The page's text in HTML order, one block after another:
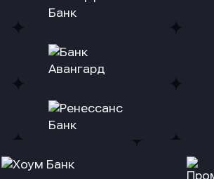
в АТБ Банк
Оправить заявку
в Райффайзен Банк
Оправить заявку
в Банк Авангард
Оправить заявку